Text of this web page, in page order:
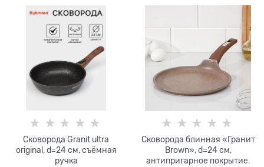
Сковорода Granit ultra
original, d=24 см, съёмная
ручка
Сковорода блинная «Гранит
Brown», d=24 см,
антипригарное покрытие.